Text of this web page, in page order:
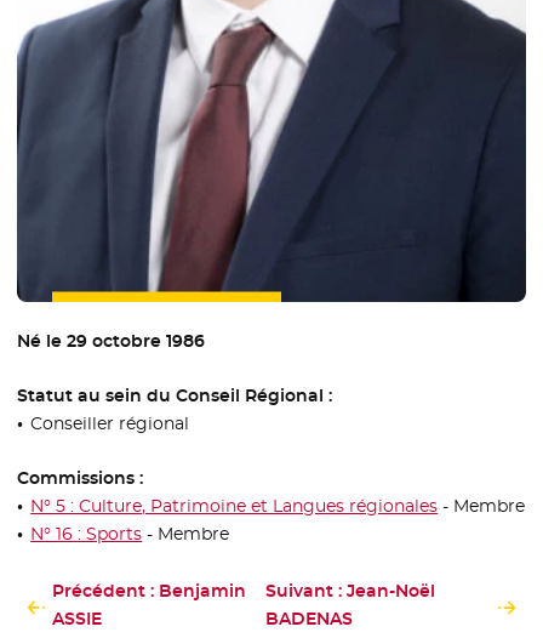
Né le 29 octobre 1986
Statut au sein du Conseil Régional :
Conseiller régional
Commissions :
N° 5 : Culture, Patrimoine et Langues régionales - Membre
N° 16 : Sports - Membre
Précédent : Benjamin
ASSIE
Suivant : Jean-Noël
BADENAS